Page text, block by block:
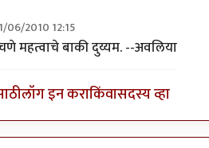
06/2010 12:15
byशानबा५१२
महत्वाचे बाकी दुय्यम. --अवलिया
लॉग इन कराकिंवासदस्य व्हा